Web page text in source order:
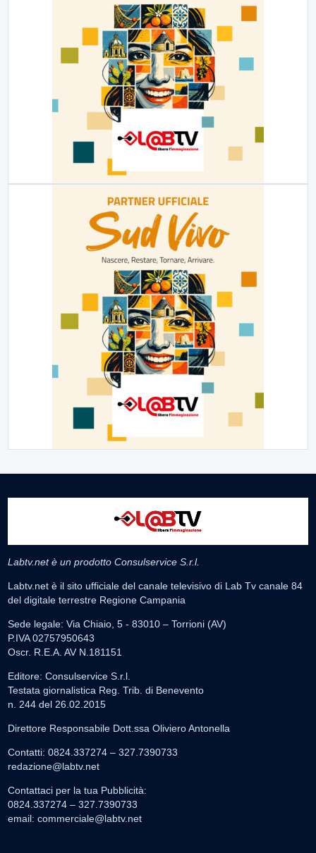
Labtv.net è un prodotto Consulservice S.r.l.
Labtv.net è il sito ufficiale del canale televisivo di Lab Tv canale 84
del digitale terrestre Regione Campania
Sede legale: Via Chiaio, 5 - 83010 – Torrioni (AV)
P.IVA 02757950643
Oscr. R.E.A. AV N.181151
Editore: Consulservice S.r.l.
Testata giornalistica Reg. Trib. di Benevento
n. 244 del 26.02.2015
Direttore Responsabile Dott.ssa Oliviero Antonella
Contatti: 0824.337274 – 327.7390733
redazione@labtv.net
Contattaci per la tua Pubblicità:
0824.337274 – 327.7390733
email: commerciale@labtv.net